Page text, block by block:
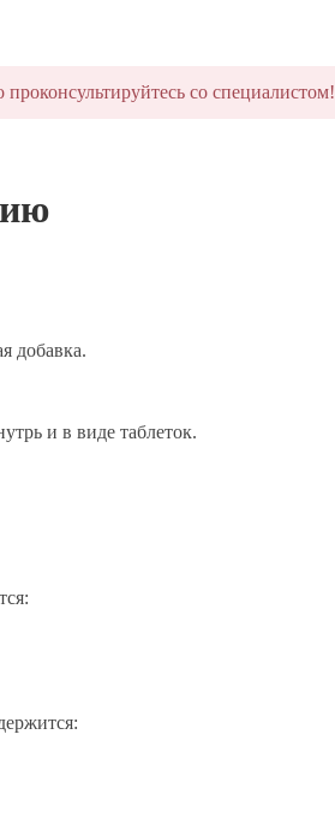
со специалистом!
добавка.
и в виде таблеток.